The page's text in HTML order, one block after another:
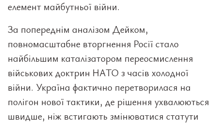
елемент майбутньої війни.
За попереднім аналізом Дейком,
повномасштабне вторгнення Росії стало
найбільшим каталізатором переосмислення
військових доктрин НАТО з часів холодної
війни. Україна фактично перетворилася на
полігон нової тактики, де рішення ухвалюються
швидше, ніж встигають змінюватися статути